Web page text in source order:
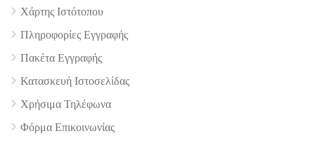
Χάρτης Ιστότοπου
Πληροφορίες Εγγραφής
Πακέτα Εγγραφής
Κατασκευή Ιστοσελίδας
Χρήσιμα Τηλέφωνα
Φόρμα Επικοινωνίας